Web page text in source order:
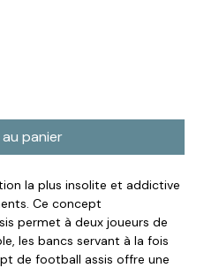
panier
la plus insolite et addictive
Ce concept
permet à deux joueurs de
les bancs servant à la fois
de football assis offre une